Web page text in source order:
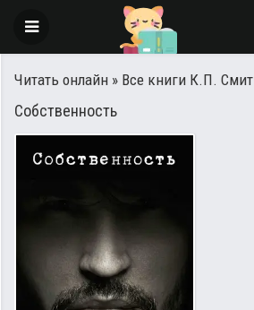
Читать онлайн » Все книги К.П. Смит
Собственность